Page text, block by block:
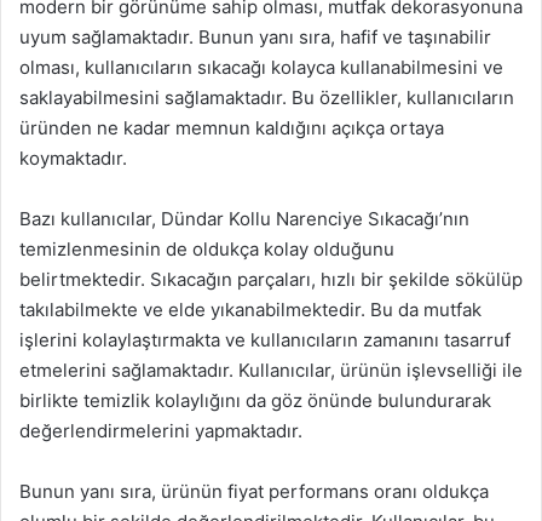
modern bir görünüme sahip olması, mutfak dekorasyonuna
uyum sağlamaktadır. Bunun yanı sıra, hafif ve taşınabilir
olması, kullanıcıların sıkacağı kolayca kullanabilmesini ve
saklayabilmesini sağlamaktadır. Bu özellikler, kullanıcıların
üründen ne kadar memnun kaldığını açıkça ortaya
koymaktadır.
Bazı kullanıcılar, Dündar Kollu Narenciye Sıkacağı’nın
temizlenmesinin de oldukça kolay olduğunu
belirtmektedir. Sıkacağın parçaları, hızlı bir şekilde sökülüp
takılabilmekte ve elde yıkanabilmektedir. Bu da mutfak
işlerini kolaylaştırmakta ve kullanıcıların zamanını tasarruf
etmelerini sağlamaktadır. Kullanıcılar, ürünün işlevselliği ile
birlikte temizlik kolaylığını da göz önünde bulundurarak
değerlendirmelerini yapmaktadır.
Bunun yanı sıra, ürünün fiyat performans oranı oldukça